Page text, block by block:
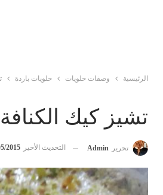
الرئيسية وصفات حلويات حلويات باردة
تشيز كيك
تحرير Admin التحديث الأخير 2015